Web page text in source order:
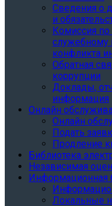
Сведения о
и
Комиссия
служебному
конфликта
Обратная
коррупции
Доклады,
информация
Онлайн
Онлайн
Подать
Продление
Библиотека
Независимая
Информационная
Локальные